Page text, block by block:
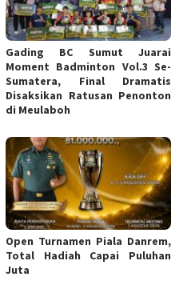
Gading BC Sumut Juarai
Moment Badminton Vol.3 Se-
Sumatera, Final Dramatis
Disaksikan Ratusan Penonton
di Meulaboh
Open Turnamen Piala Danrem,
Total Hadiah Capai Puluhan
Juta